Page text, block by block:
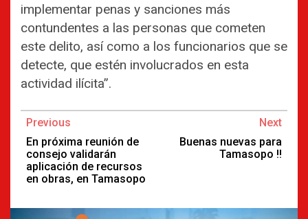
implementar penas y sanciones más
contundentes a las personas que cometen
este delito, así como a los funcionarios que se
detecte, que estén involucrados en esta
actividad ilícita”.
Continue
Reading
Previous
En próxima reunión de
consejo validarán
aplicación de recursos
en obras, en Tamasopo
Next
Buenas nuevas para
Tamasopo !!